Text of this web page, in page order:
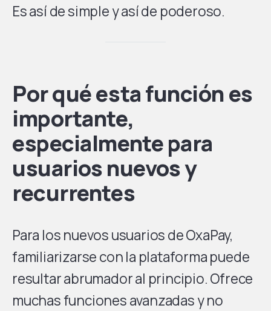
Es así de simple y así de poderoso.
Por qué esta función es
importante,
especialmente para
usuarios nuevos y
recurrentes
Para los nuevos usuarios de OxaPay,
familiarizarse con la plataforma puede
resultar abrumador al principio. Ofrece
muchas funciones avanzadas y no